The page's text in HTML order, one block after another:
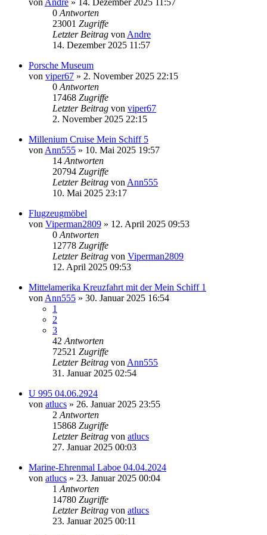
von Andre » 14. Dezember 2025 11:57
0 Antworten
23001 Zugriffe
Letzter Beitrag von Andre
14. Dezember 2025 11:57
Porsche Museum
von viper67 » 2. November 2025 22:15
0 Antworten
17468 Zugriffe
Letzter Beitrag von viper67
2. November 2025 22:15
Millenium Cruise Mein Schiff 5
von Ann555 » 10. Mai 2025 19:57
14 Antworten
20794 Zugriffe
Letzter Beitrag von Ann555
10. Mai 2025 23:17
Flugzeugmöbel
von Viperman2809 » 12. April 2025 09:53
0 Antworten
12778 Zugriffe
Letzter Beitrag von Viperman2809
12. April 2025 09:53
Mittelamerika Kreuzfahrt mit der Mein Schiff 1
von Ann555 » 30. Januar 2025 16:54
1
2
3
42 Antworten
72521 Zugriffe
Letzter Beitrag von Ann555
31. Januar 2025 02:54
U 995 04.06.2924
von atlucs » 26. Januar 2025 23:55
2 Antworten
15868 Zugriffe
Letzter Beitrag von atlucs
27. Januar 2025 00:03
Marine-Ehrenmal Laboe 04.04.2024
von atlucs » 23. Januar 2025 00:04
1 Antworten
14780 Zugriffe
Letzter Beitrag von atlucs
23. Januar 2025 00:11